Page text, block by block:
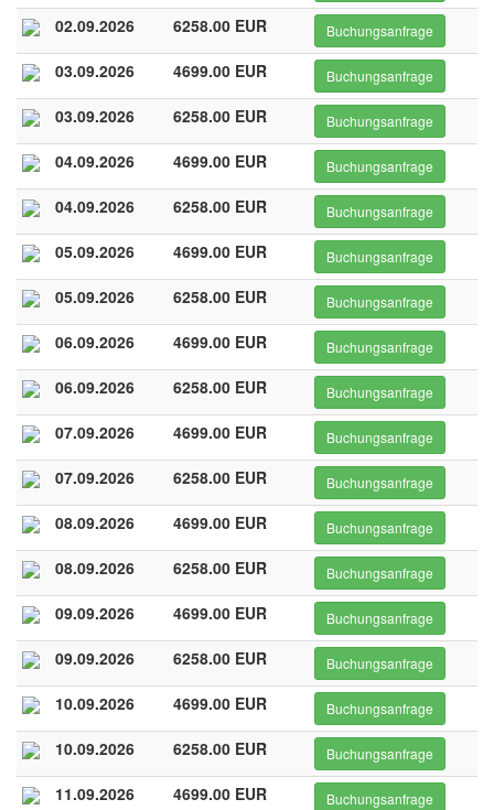
02.09.2026 6258.00 EUR Buchungsanfrage
03.09.2026 4699.00 EUR Buchungsanfrage
03.09.2026 6258.00 EUR Buchungsanfrage
04.09.2026 4699.00 EUR Buchungsanfrage
04.09.2026 6258.00 EUR Buchungsanfrage
05.09.2026 4699.00 EUR Buchungsanfrage
05.09.2026 6258.00 EUR Buchungsanfrage
06.09.2026 4699.00 EUR Buchungsanfrage
06.09.2026 6258.00 EUR Buchungsanfrage
07.09.2026 4699.00 EUR Buchungsanfrage
07.09.2026 6258.00 EUR Buchungsanfrage
08.09.2026 4699.00 EUR Buchungsanfrage
08.09.2026 6258.00 EUR Buchungsanfrage
09.09.2026 4699.00 EUR Buchungsanfrage
09.09.2026 6258.00 EUR Buchungsanfrage
10.09.2026 4699.00 EUR Buchungsanfrage
10.09.2026 6258.00 EUR Buchungsanfrage
11.09.2026 4699.00 EUR Buchungsanfrage